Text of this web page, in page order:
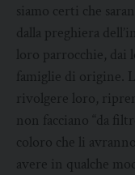
siamo certi che
dalla preghiera
loro parrocchie, dai
famiglie di origine.
rivolgere loro,
non facciano “da
coloro che li
avere in qualche